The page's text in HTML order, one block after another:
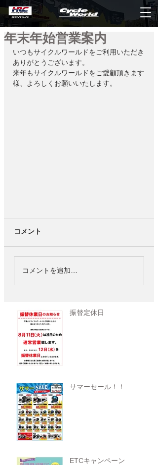
年末年始営業案内
いつもサイクルワールドをご利用いただき
ありがとうございます。
来年もサイクルワールドをご愛顧頂きます
様、よろしくお願いいたします。
コメント
コメントを追加…
振替定休日
サマーセール！！
ETCキャンペーン